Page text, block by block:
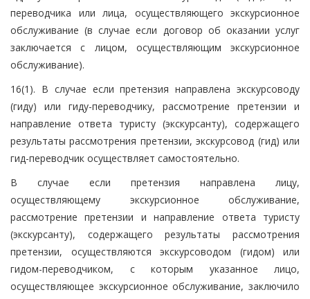
переводчика или лица, осуществляющего экскурсионное
обслуживание (в случае если договор об оказании услуг
заключается с лицом, осуществляющим экскурсионное
обслуживание).
16(1). В случае если претензия направлена экскурсоводу
(гиду) или гиду-переводчику, рассмотрение претензии и
направление ответа туристу (экскурсанту), содержащего
результаты рассмотрения претензии, экскурсовод (гид) или
гид-переводчик осуществляет самостоятельно.
В случае если претензия направлена лицу,
осуществляющему экскурсионное обслуживание,
рассмотрение претензии и направление ответа туристу
(экскурсанту), содержащего результаты рассмотрения
претензии, осуществляются экскурсоводом (гидом) или
гидом-переводчиком, с которым указанное лицо,
осуществляющее экскурсионное обслуживание, заключило